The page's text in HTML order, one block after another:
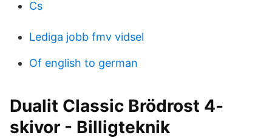
Cs
Lediga jobb fmv vidsel
Of english to german
Dualit Classic Brödrost 4-
skivor - Billigteknik